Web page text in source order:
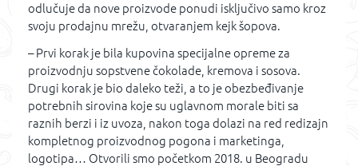
odlučuje da nove proizvode ponudi isključivo samo kroz
svoju prodajnu mrežu, otvaranjem kejk šopova.
– Prvi korak je bila kupovina specijalne opreme za
proizvodnju sopstvene čokolade, kremova i sosova.
Drugi korak je bio daleko teži, a to je obezbeđivanje
potrebnih sirovina koje su uglavnom morale biti sa
raznih berzi i iz uvoza, nakon toga dolazi na red redizajn
kompletnog proizvodnog pogona i marketinga,
logotipa… Otvorili smo početkom 2018. u Beogradu